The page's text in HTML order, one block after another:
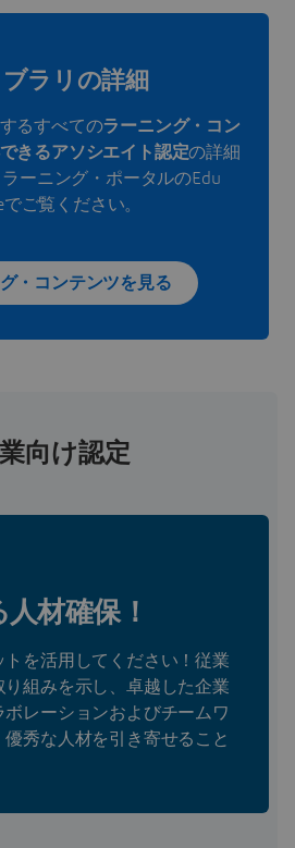
ラリの詳細
るすべてのラーニング・コン
きるアソシエイト認定の詳細
ーニング・ポータルのEdu
でご覧ください。
・コンテンツを見る
向け認定
材確保！
を活用してください！従業
り組みを示し、卓越した企業
レーションおよびチームワ
秀な人材を引き寄せること